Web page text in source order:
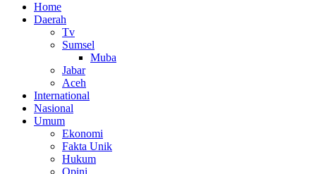
Home
Daerah
Tv
Sumsel
Muba
Jabar
Aceh
International
Nasional
Umum
Ekonomi
Fakta Unik
Hukum
Opini